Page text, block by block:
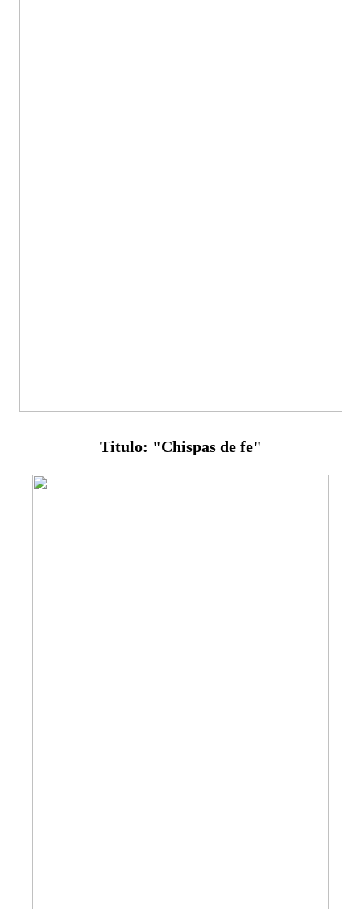
Titulo: "Chispas de fe"